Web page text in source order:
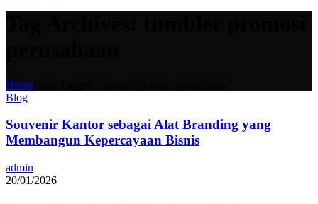
Home
Blog
Souvenir Kantor sebagai Alat Branding yang
Membangun Kepercayaan Bisnis
admin
20/01/2026